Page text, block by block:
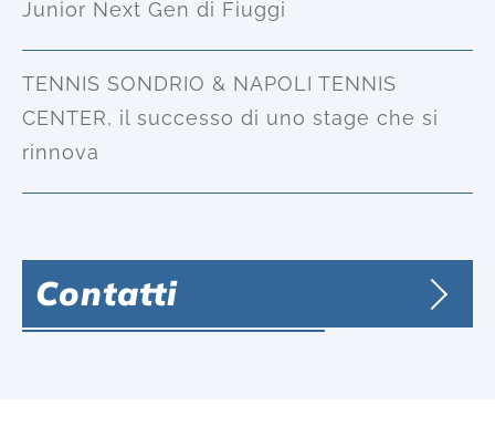
Junior Next Gen di Fiuggi
TENNIS SONDRIO & NAPOLI TENNIS
CENTER, il successo di uno stage che si
rinnova
Contatti